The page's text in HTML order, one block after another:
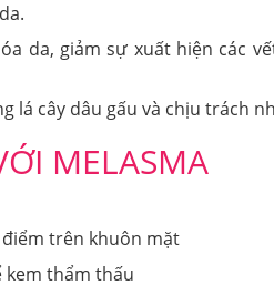
da, giảm sự xuất hiện các
cây dâu gấu và chịu trách
MELASMA
điểm trên khuôn mặt
kem thẩm thấu